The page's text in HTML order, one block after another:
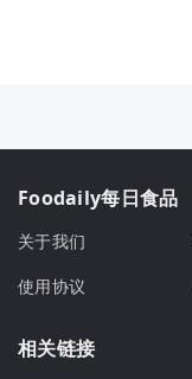
Foodaily每日食品
关于我们
使用协议
相关链接